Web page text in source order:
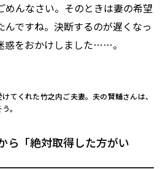
んなさい。そのときは妻の希望
んですね。決断するのが遅くなっ
惑をおかけしました……。
てくれた竹之内ご夫妻。夫の賢輔さんは、
。
ら「絶対取得した方がい